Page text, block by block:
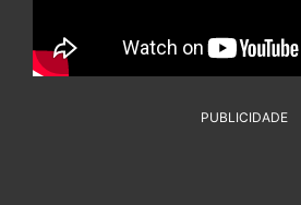
PUBLICIDADE